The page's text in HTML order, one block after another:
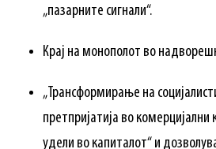
„пазарните сигнали“.
Крај на монополот во
„Трансформирање на
претпријатија во
удели во капиталот“ и